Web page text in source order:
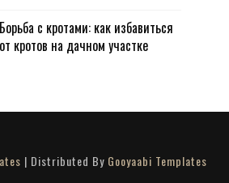
Борьба с кротами: как избавиться
от кротов на дачном участке
| Distributed By Gooyaabi Templates